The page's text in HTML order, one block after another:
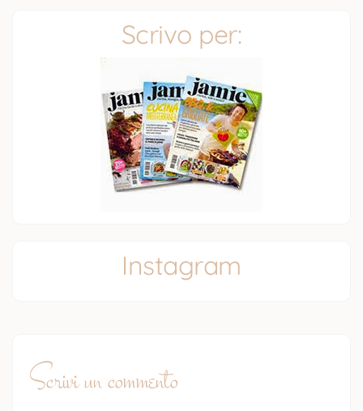
Scrivo per:
Instagram
Scrivi un commento